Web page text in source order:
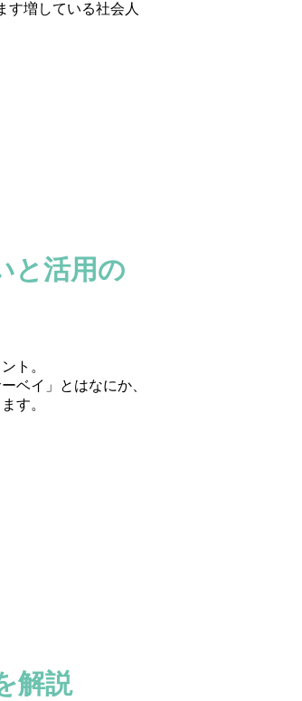
す増している社会人
と活用の
ト。
ベイ」とはなにか、
す。
解説